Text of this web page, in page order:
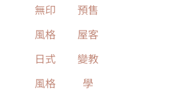
無印
風格
日式
風格
預售
屋客
變教
學